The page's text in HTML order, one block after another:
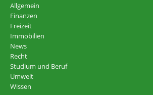
Allgemein
Finanzen
Freizeit
Immobilien
News
Recht
Studium und Beruf
Umwelt
Wissen